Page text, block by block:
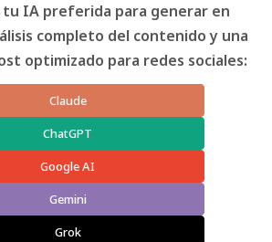
tu IA preferida para generar en
completo del contenido y una
optimizado para redes sociales:
Claude
ChatGPT
Google AI
Gemini
Grok